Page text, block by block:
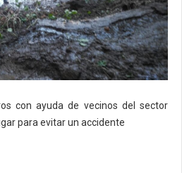
con ayuda de vecinos del sector
para evitar un accidente